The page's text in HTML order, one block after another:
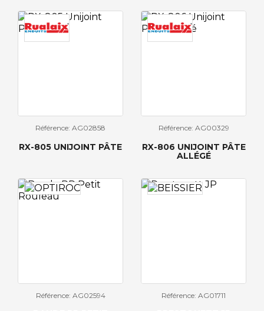
Référence: AG02858
RX-805 UNIJOINT PÂTE
Référence: AG00329
RX-806 UNIJOINT PÂTE
ALLÉGÉ
Référence: AG02594 Référence: AG01711